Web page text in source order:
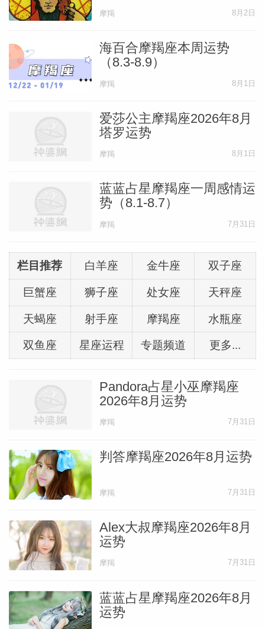
摩羯 8月2日
海百合摩羯座本周运势
（8.3-8.9）
摩羯 8月1日
爱莎公主摩羯座2026年8月
塔罗运势
摩羯 8月1日
蓝蓝占星摩羯座一周感情运
势（8.1-8.7）
摩羯 7月31日
栏目推荐 白羊座 金牛座 双子座
巨蟹座 狮子座 处女座 天秤座
天蝎座 射手座 摩羯座 水瓶座
双鱼座 星座运程 专题频道 更多...
Pandora占星小巫摩羯座
2026年8月运势
摩羯 7月31日
判答摩羯座2026年8月运势
摩羯 7月31日
Alex大叔摩羯座2026年8月
运势
摩羯 7月31日
蓝蓝占星摩羯座2026年8月
运势